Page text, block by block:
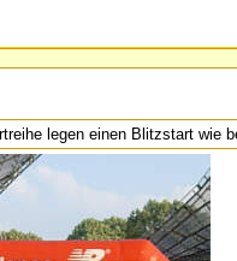
legen einen Blitzstart wie